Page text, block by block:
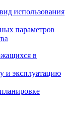
использования
параметров
в
и эксплуатацию